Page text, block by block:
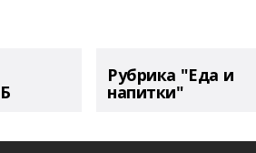
Рубрика "Еда и
напитки"